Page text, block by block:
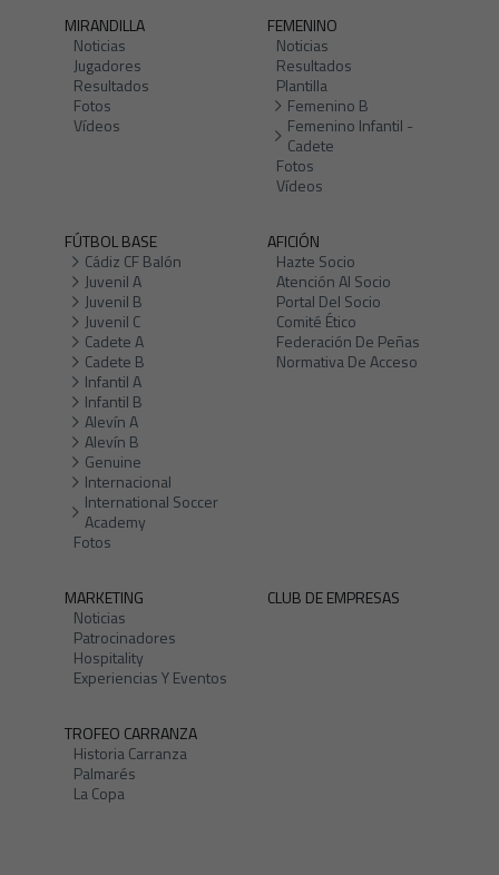
MIRANDILLA
Noticias
Jugadores
Resultados
Fotos
Vídeos
FEMENINO
Noticias
Resultados
Plantilla
Femenino B
Femenino Infantil -
Cadete
Fotos
Vídeos
FÚTBOL BASE
Cádiz CF Balón
Juvenil A
Juvenil B
Juvenil C
Cadete A
Cadete B
Infantil A
Infantil B
Alevín A
Alevín B
Genuine
Internacional
International Soccer
Academy
Fotos
AFICIÓN
Hazte Socio
Atención Al Socio
Portal Del Socio
Comité Ético
Federación De Peñas
Normativa De Acceso
MARKETING
Noticias
Patrocinadores
Hospitality
Experiencias Y Eventos
CLUB DE EMPRESAS
TROFEO CARRANZA
Historia Carranza
Palmarés
La Copa